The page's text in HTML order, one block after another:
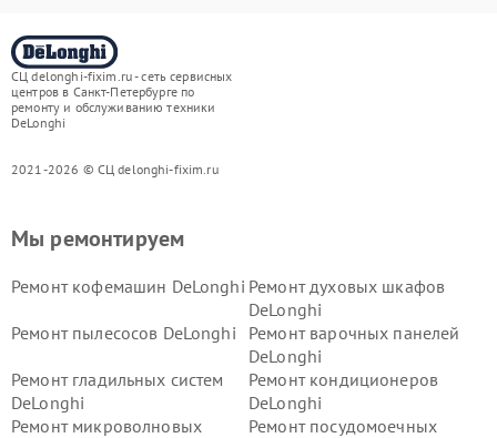
СЦ delonghi-fixim.ru - сеть сервисных
центров в Санкт-Петербурге по
ремонту и обслуживанию техники
DeLonghi
2021-2026 © СЦ delonghi-fixim.ru
Мы ремонтируем
Ремонт кофемашин DeLonghi Ремонт духовых шкафов
DeLonghi
Ремонт пылесосов DeLonghi
Ремонт варочных панелей
DeLonghi
Ремонт гладильных систем
DeLonghi
Ремонт кондиционеров
DeLonghi
Ремонт микроволновых
Ремонт посудомоечных